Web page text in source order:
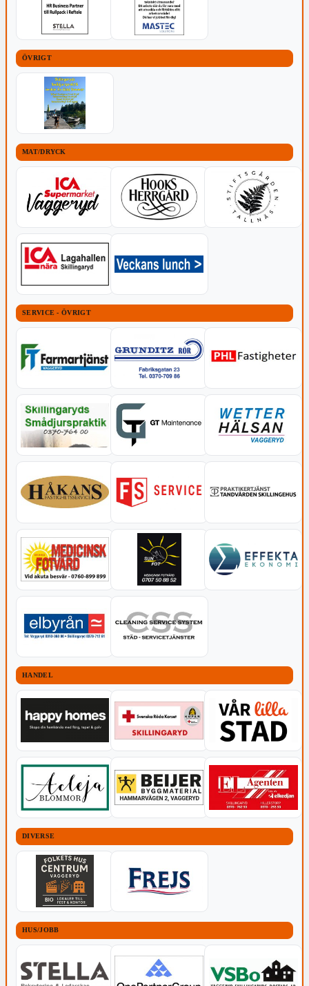
ÖVRIGT
MAT/DRYCK
SERVICE - ÖVRIGT
HANDEL
DIVERSE
HUS/JOBB